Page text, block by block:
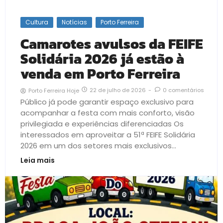
Cultura Notícias Porto Ferreira
Camarotes avulsos da FEIFE
Solidária 2026 já estão à
venda em Porto Ferreira
Porto Ferreira Hoje 22 de julho de 2026 - 0 comentários
Público já pode garantir espaço exclusivo para
acompanhar a festa com mais conforto, visão
privilegiada e experiências diferenciadas Os
interessados em aproveitar a 51ª FEIFE Solidária
2026 em um dos setores mais exclusivos...
Leia mais